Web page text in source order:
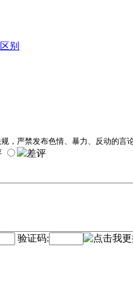
别
，严禁发布色情、暴力、反动的言论
差评
验证码: